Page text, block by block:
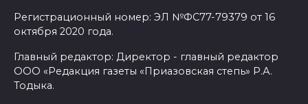
Регистрационный номер: ЭЛ №ФС77-79379 от 16
октября 2020 года.
Главный редактор: Директор - главный редактор
ООО «Редакция газеты «Приазовская степь» Р.А.
Тодыка.